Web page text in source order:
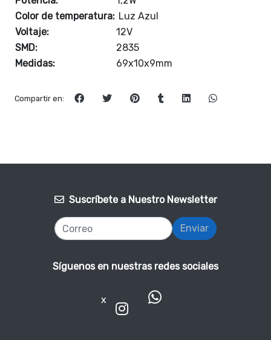
Color de temperatura: Luz Azul
Voltaje:
12V
SMD:
2835
Medidas:
69x10x9mm
Compartir en:
Suscríbete a Nuestro Newsletter
Enviar
Síguenos en nuestras redes sociales
x